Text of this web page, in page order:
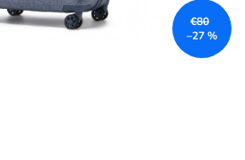
€80
–27 %